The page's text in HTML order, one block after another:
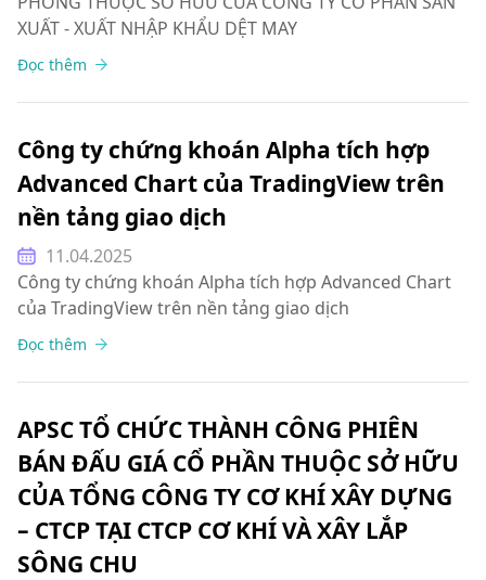
XUẤT - XUẤT NHẬP KHẨU DỆT MAY
Đọc thêm
Công ty chứng khoán Alpha tích hợp
Advanced Chart của TradingView trên
nền tảng giao dịch
11.04.2025
Công ty chứng khoán Alpha tích hợp Advanced Chart
của TradingView trên nền tảng giao dịch
Đọc thêm
APSC TỔ CHỨC THÀNH CÔNG PHIÊN
BÁN ĐẤU GIÁ CỔ PHẦN THUỘC SỞ HỮU
CỦA TỔNG CÔNG TY CƠ KHÍ XÂY DỰNG
– CTCP TẠI CTCP CƠ KHÍ VÀ XÂY LẮP
SÔNG CHU